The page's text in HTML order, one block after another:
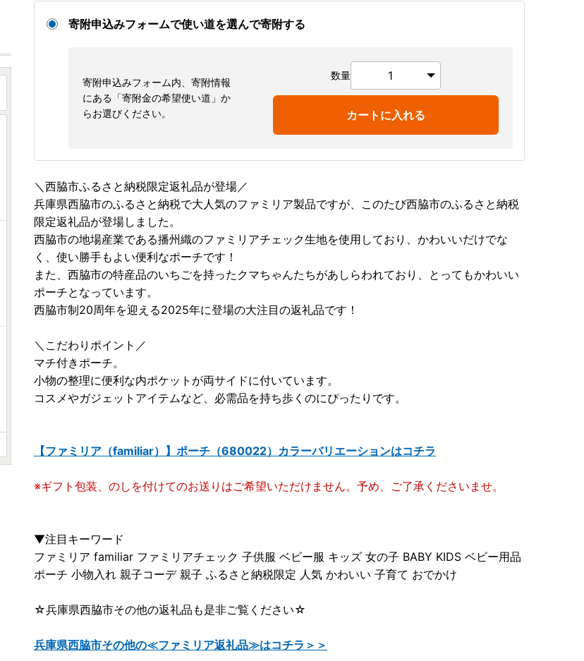
寄附申込みフォームで使い道を選んで寄附する
寄附申込みフォーム内、寄附情報
にある「寄附金の希望使い道」か
らお選びください。
数量
カートに入れる
＼西脇市ふるさと納税限定返礼品が登場／
兵庫県西脇市のふるさと納税で大人気のファミリア製品ですが、このたび西脇市のふるさと納税
限定返礼品が登場しました。
西脇市の地場産業である播州織のファミリアチェック生地を使用しており、かわいいだけでな
く、使い勝手もよい便利なポーチです！
また、西脇市の特産品のいちごを持ったクマちゃんたちがあしらわれており、とってもかわいい
ポーチとなっています。
西脇市制20周年を迎える2025年に登場の大注目の返礼品です！
＼こだわりポイント／
マチ付きポーチ。
小物の整理に便利な内ポケットが両サイドに付いています。
コスメやガジェットアイテムなど、必需品を持ち歩くのにぴったりです。
【ファミリア（familiar）】ポーチ（680022）カラーバリエーションはコチラ
※ギフト包装、のしを付けてのお送りはご希望いただけません。予め、ご了承くださいませ。
▼注目キーワード
ファミリア familiar ファミリアチェック 子供服 ベビー服 キッズ 女の子 BABY KIDS ベビー用品
ポーチ 小物入れ 親子コーデ 親子 ふるさと納税限定 人気 かわいい 子育て おでかけ
☆兵庫県西脇市その他の返礼品も是非ご覧ください☆
兵庫県西脇市その他の≪ファミリア返礼品≫はコチラ＞＞